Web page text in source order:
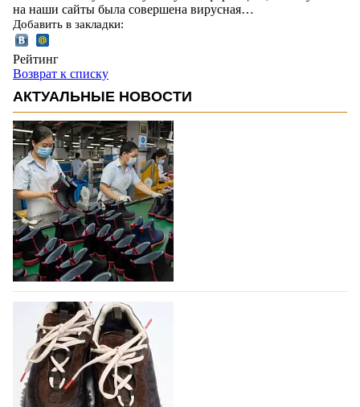
на наши сайты была совершена вирусная…
Добавить в закладки:
Рейтинг
Возврат к списку
АКТУАЛЬНЫЕ НОВОСТИ
Объем мирового производства обуви в
2025 году практически не увеличился
В 2025 году мировое производство обуви
практически не изменилось, зафиксировав